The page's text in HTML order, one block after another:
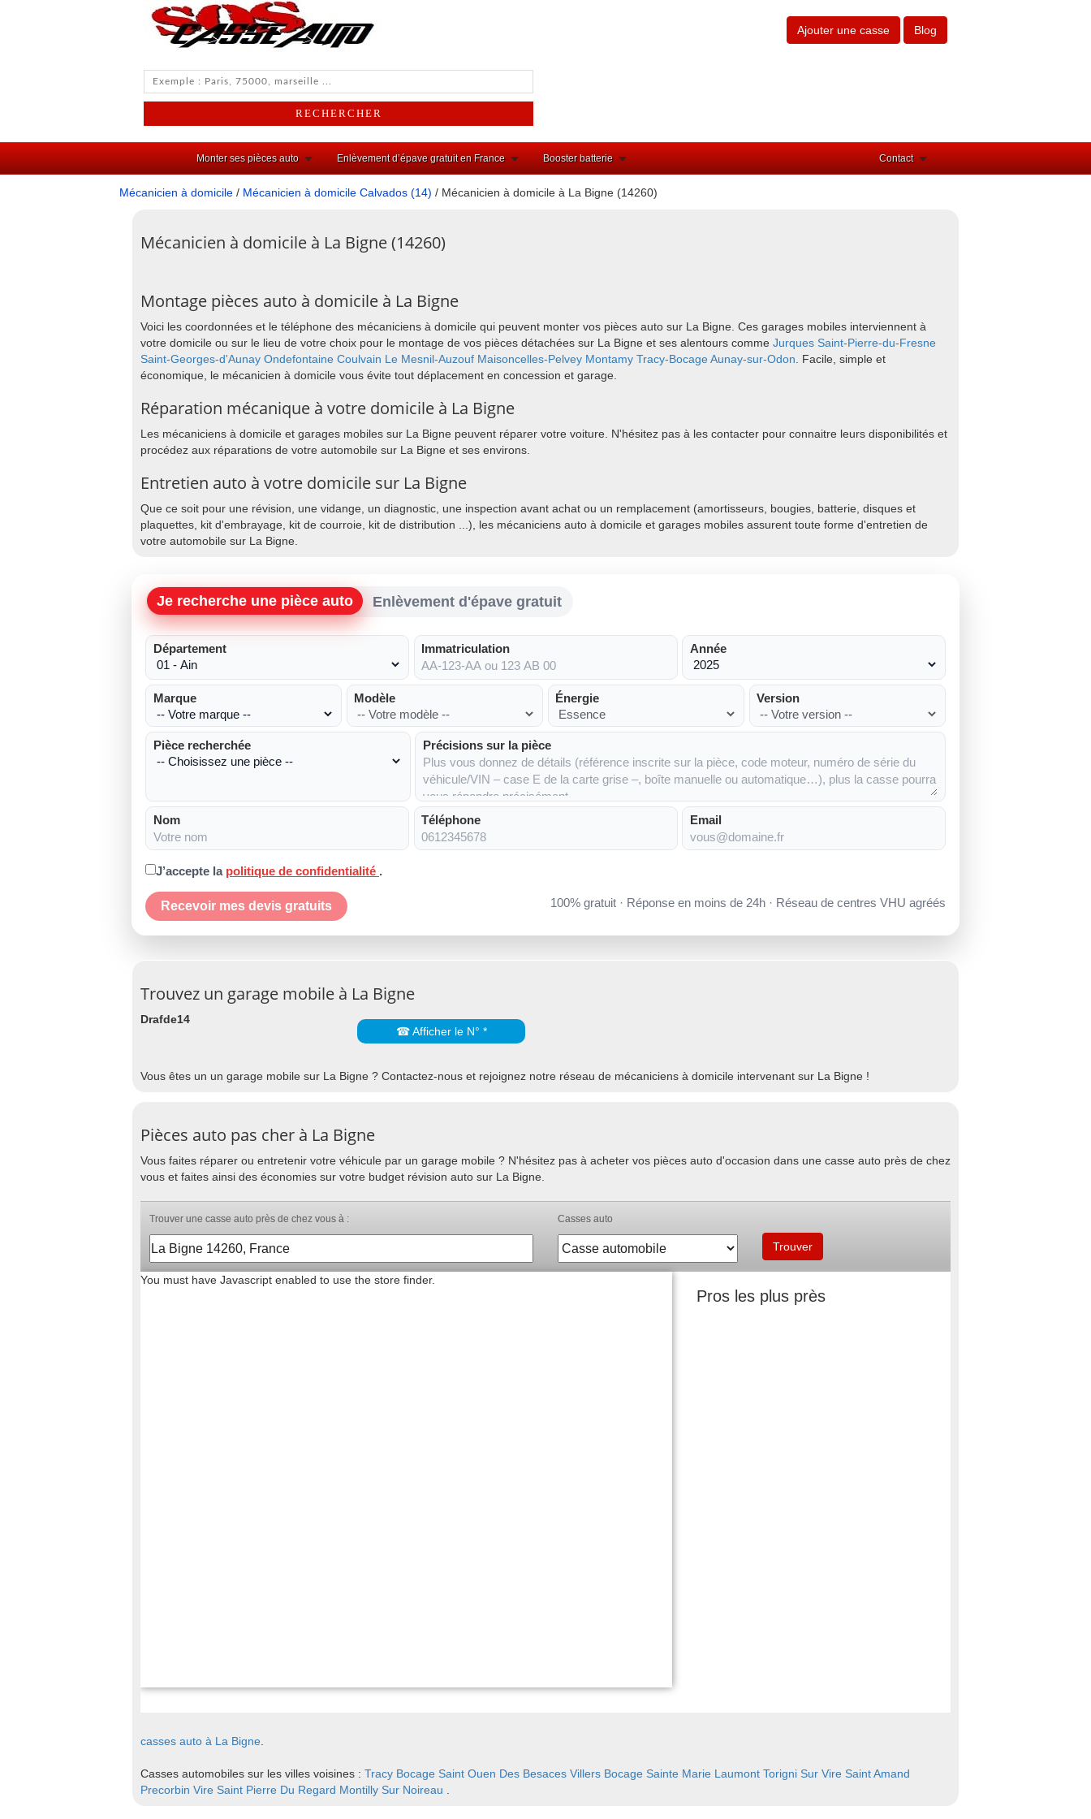
Ajouter une casse Blog
Monter ses pièces auto Enlèvement d’épave gratuit en France Booster batterie Contact
Mécanicien à domicile / Mécanicien à domicile Calvados (14) / Mécanicien à domicile à La Bigne (14260)
Mécanicien à domicile à La Bigne (14260)
Montage pièces auto à domicile à La Bigne
Voici les coordonnées et le téléphone des mécaniciens à domicile qui peuvent monter vos pièces auto sur La Bigne. Ces garages mobiles interviennent à
votre domicile ou sur le lieu de votre choix pour le montage de vos pièces détachées sur La Bigne et ses alentours comme Jurques Saint-Pierre-du-Fresne
Saint-Georges-d'Aunay Ondefontaine Coulvain Le Mesnil-Auzouf Maisoncelles-Pelvey Montamy Tracy-Bocage Aunay-sur-Odon . Facile, simple et
économique, le mécanicien à domicile vous évite tout déplacement en concession et garage.
Réparation mécanique à votre domicile à La Bigne
Les mécaniciens à domicile et garages mobiles sur La Bigne peuvent réparer votre voiture. N'hésitez pas à les contacter pour connaitre leurs disponibilités et
procédez aux réparations de votre automobile sur La Bigne et ses environs.
Entretien auto à votre domicile sur La Bigne
Que ce soit pour une révision, une vidange, un diagnostic, une inspection avant achat ou un remplacement (amortisseurs, bougies, batterie, disques et
plaquettes, kit d'embrayage, kit de courroie, kit de distribution ...), les mécaniciens auto à domicile et garages mobiles assurent toute forme d'entretien de
votre automobile sur La Bigne.
Je recherche une pièce auto Enlèvement d'épave gratuit
Département Immatriculation Année
Marque Modèle Énergie Version
Pièce recherchée Précisions sur la pièce
Nom Téléphone Email
J’accepte la politique de confidentialité .
Recevoir mes devis gratuits 100% gratuit · Réponse en moins de 24h · Réseau de centres VHU agréés
Trouvez un garage mobile à La Bigne
Drafde14
☎ Afficher le N° *
Vous êtes un un garage mobile sur La Bigne ? Contactez-nous et rejoignez notre réseau de mécaniciens à domicile intervenant sur La Bigne !
Pièces auto pas cher à La Bigne
Vous faites réparer ou entretenir votre véhicule par un garage mobile ? N'hésitez pas à acheter vos pièces auto d'occasion dans une casse auto près de chez
vous et faites ainsi des économies sur votre budget révision auto sur La Bigne.
casses auto à La Bigne
Casses automobiles sur les villes voisines : Tracy Bocage Saint Ouen Des Besaces Villers Bocage Sainte Marie Laumont Torigni Sur Vire Saint Amand
Precorbin Vire Saint Pierre Du Regard Montilly Sur Noireau